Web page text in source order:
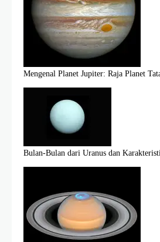
Mengenal Planet Jupiter: Raja Planet
Bulan-Bulan dari Uranus dan